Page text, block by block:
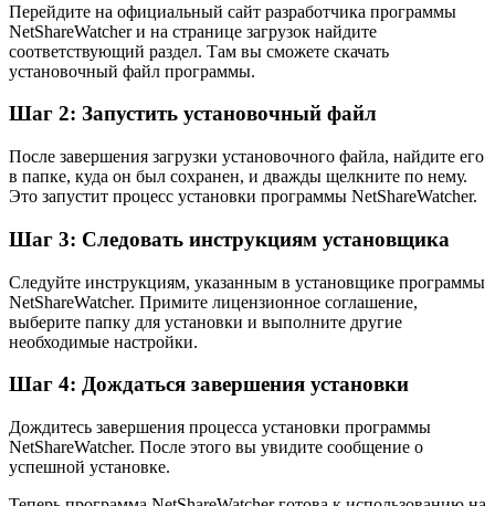
Перейдите на официальный сайт разработчика программы
NetShareWatcher и на странице загрузок найдите
соответствующий раздел. Там вы сможете скачать
установочный файл программы.
Шаг 2: Запустить установочный файл
После завершения загрузки установочного файла, найдите его
в папке, куда он был сохранен, и дважды щелкните по нему.
Это запустит процесс установки программы NetShareWatcher.
Шаг 3: Следовать инструкциям установщика
Следуйте инструкциям, указанным в установщике программы
NetShareWatcher. Примите лицензионное соглашение,
выберите папку для установки и выполните другие
необходимые настройки.
Шаг 4: Дождаться завершения установки
Дождитесь завершения процесса установки программы
NetShareWatcher. После этого вы увидите сообщение о
успешной установке.